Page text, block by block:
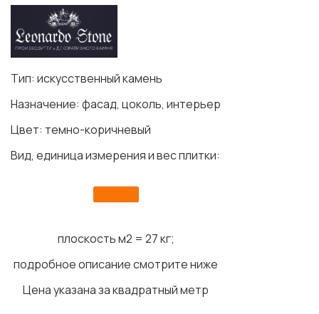
Тип: искусственный камень
Назначение: фасад, цоколь, интерьер
Цвет: темно-коричневый
Вид, единица измерения и вес плитки:
плоскость м2 = 27 кг;
подробное описание смотрите ниже
Цена указана за квадратный метр